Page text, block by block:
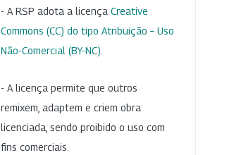
- A RSP adota a licença Creative
Commons (CC) do tipo Atribuição – Uso
Não-Comercial (BY-NC)
- A licença permite que outros
remixem, adaptem e criem obra
licenciada, sendo proibido o uso com
fins comerciais.